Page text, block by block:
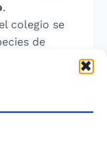
.
colegio se
de
de igual
semana.
luego, la
será
edad una
educarles